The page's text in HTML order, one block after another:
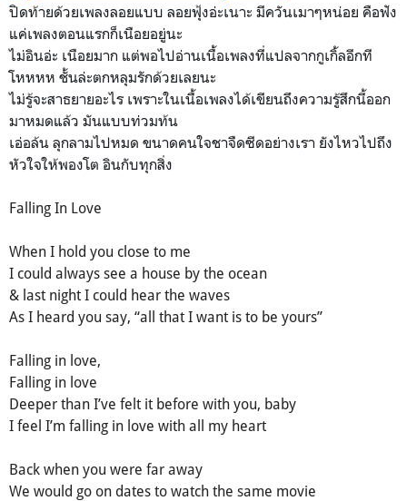
ปิดท้ายด้วยเพลงลอยแบบ ลอยฟุ้งอ่ะเนาะ มีควันเมาๆหน่อย คือฟัง
แค่เพลงตอนแรกก็เนือยอยู่นะ
ไม่อินอ่ะ เนือยมาก แต่พอไปอ่านเนื้อเพลงที่แปลจากกูเกิ้ลอีกที
โหหหห ชั้นล่ะตกหลุมรักด้วยเลยนะ
ไม่รู้จะสาธยายอะไร เพราะในเนื้อเพลงได้เขียนถึงความรู้สึกนี้ออก
มาหมดแล้ว มันแบบท่วมท้น
เอ่อล้น ลุกลามไปหมด ขนาดคนใจชาจืดซีดอย่างเรา ยังไหวไปถึง
หัวใจให้พองโต อินกับทุกสิ่ง
Falling In Love
When I hold you close to me
I could always see a house by the ocean
& last night I could hear the waves
As I heard you say, “all that I want is to be yours”
Falling in love,
Falling in love
Deeper than I’ve felt it before with you, baby
I feel I’m falling in love with all my heart
Back when you were far away
We would go on dates to watch the same movie